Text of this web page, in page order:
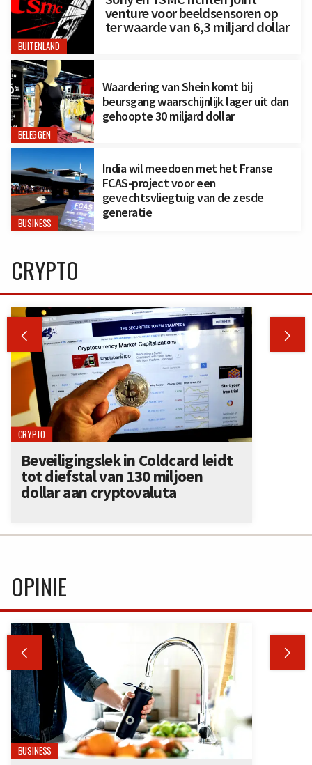
BUITENLAND
venture voor beeldsensoren op
ter waarde van 6,3 miljard dollar
BELEGGEN
Waardering van Shein komt bij
beursgang waarschijnlijk lager uit dan
gehoopte 30 miljard dollar
BUSINESS
India wil meedoen met het Franse
FCAS-project voor een
gevechtsvliegtuig van de zesde
generatie
CRYPTO
 
CRYPTO
Beveiligingslek in Coldcard leidt
tot diefstal van 130 miljoen
dollar aan cryptovaluta
OPINIE
 
BUSINESS